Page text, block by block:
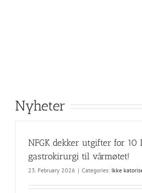
Nyheter
NFGK dekker utgifter for 10
gastrokirurgi til vårmøtet!
23. February 2026 | Categories: Ikke